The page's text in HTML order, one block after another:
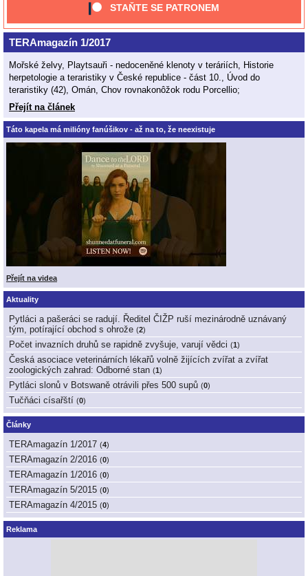
STAŇTE SE PATRONEM
TERAmagazín 1/2017
Mořské želvy, Playtsauři - nedoceněné klenoty v teráriích, Historie
herpetologie a teraristiky v České republice - část 10., Úvod do
teraristiky (42), Omán, Chov rovnakonôžok rodu Porcellio;
Přejít na článek
Táto kapela má milióny fanúšikov - až na to, že neexistuje
Přejít na videa
Aktuality
Pytláci a pašeráci se radují. Ředitel ČIŽP ruší mezinárodně uznávaný
tým, potírající obchod s ohrože (2)
Počet invazních druhů se rapidně zvyšuje, varují vědci (1 )
Česká asociace veterinárních lékařů volně žijících zvířat a zvířat
zoologických zahrad: Odborné stan (1 )
Pytláci slonů v Botswaně otrávili přes 500 supů (0)
Tučňáci císařští (0)
Články
TERAmagazín 1/2017 (4)
TERAmagazín 2/2016 (0)
TERAmagazín 1/2016 (0)
TERAmagazín 5/2015 (0)
TERAmagazín 4/2015 (0)
Reklama